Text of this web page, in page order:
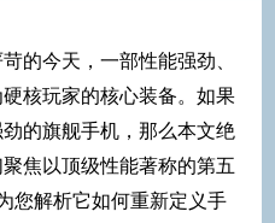
的今天，一部性能强劲、
核玩家的核心装备。如果
的旗舰手机，那么本文绝
焦以顶级性能著称的第五
您解析它如何重新定义手